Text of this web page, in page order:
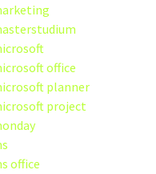
office
planner
project
office